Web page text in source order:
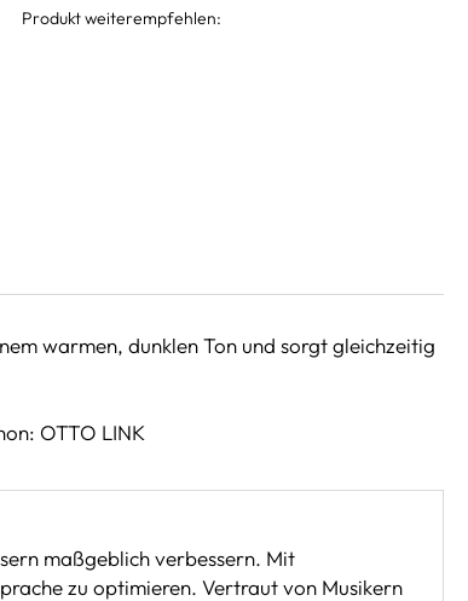
Produkt weiterempfehlen:
warmen, dunklen Ton und sorgt gleichzeitig
OTTO LINK
maßgeblich verbessern. Mit
zu optimieren. Vertraut von Musikern